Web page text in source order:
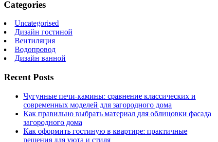
Categories
Uncategorised
Дизайн гостиной
Вентиляция
Водопровод
Дизайн ванной
Recent Posts
Чугунные печи-камины: сравнение классических и
современных моделей для загородного дома
Как правильно выбрать материал для облицовки фасада
загородного дома
Как оформить гостиную в квартире: практичные
решения для уюта и стиля